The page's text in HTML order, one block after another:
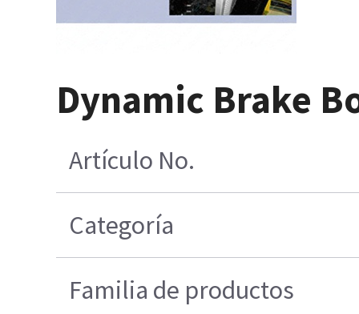
Dynamic Brake
Artículo No.
Categoría
Familia de productos